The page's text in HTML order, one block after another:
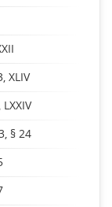
XLIV
§ 24